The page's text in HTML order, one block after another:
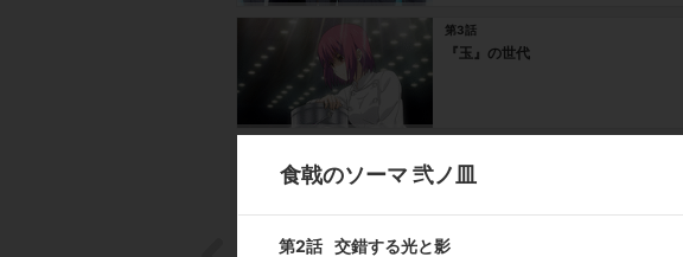
第3話
『玉』の世代
一口目の秘密
食戟のソーマ 弐ノ皿
第2話 交錯する光と影